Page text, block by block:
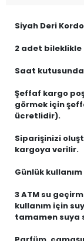
Siyah Deri
2 adet
Saat
Şeffaf kargo
görmek için
ücretlidir).
Siparişinizi
kargoya verilir.
Günlük
3 ATM su
kullanım için
tamamen suya